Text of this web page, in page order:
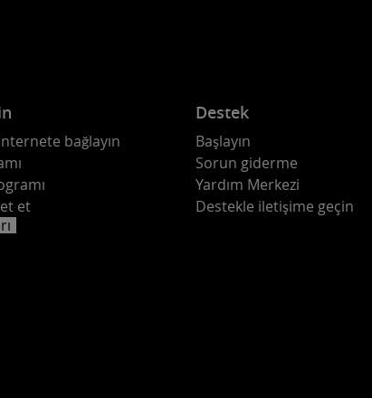
internete bağlayın
et
Destek
Başlayın
Sorun giderme
Yardım Merkezi
Destekle iletişime geçin